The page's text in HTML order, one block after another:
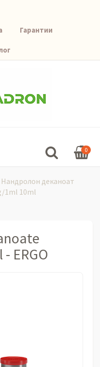
Гарантии
0
Нандролон деканоат
1ml 10ml
ERGO